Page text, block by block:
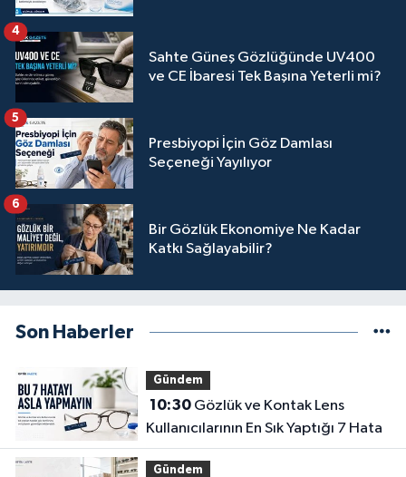
Sahte Güneş Gözlüğünde UV400
ve CE İbaresi Tek Başına Yeterli mi?
4
Presbiyopi İçin Göz Damlası
Seçeneği Yayılıyor
5
Bir Gözlük Ekonomiye Ne Kadar
Katkı Sağlayabilir?
6
Son Haberler
Gündem
10:30Gözlük ve Kontak Lens
Kullanıcılarının En Sık Yaptığı 7 Hata
Gündem